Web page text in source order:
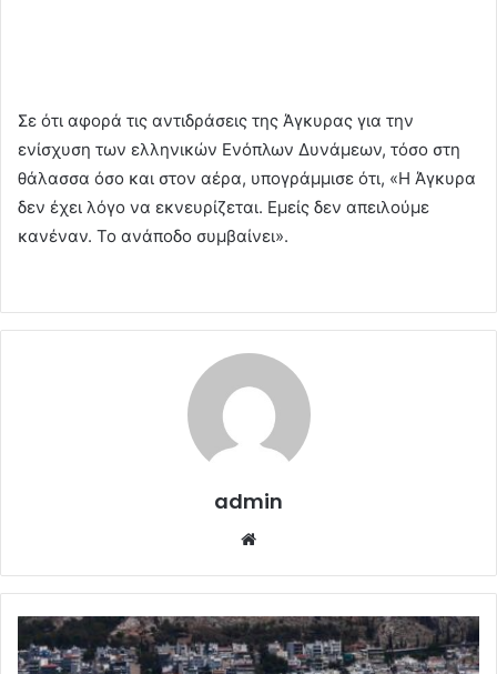
Σε ότι αφορά τις αντιδράσεις της Άγκυρας για την
ενίσχυση των ελληνικών Ενόπλων Δυνάμεων, τόσο στη
θάλασσα όσο και στον αέρα, υπογράμμισε ότι, «Η Άγκυρα
δεν έχει λόγο να εκνευρίζεται. Εμείς δεν απειλούμε
κανέναν. Το ανάποδο συμβαίνει».
admin